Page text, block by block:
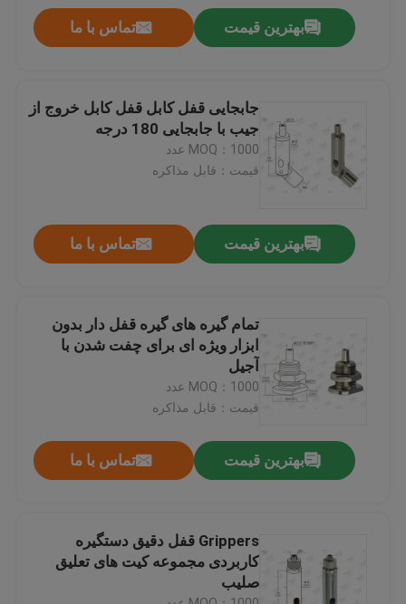
محصولات
فیلم های
درباره ما
کنترل کیفیت
درخواست نقل قول
گیرنده های هواپیما
گیرنده های قابل تنظیم قابل تنظیم
بهترین قیمت تماس با ما
جابجایی قفل کابل قفل کابل خروج از
جیب با جابجایی 180 درجه
MOQ：1000 عدد
قیمت：قابل مذاکره
بهترین قیمت تماس با ما
تمام گیره های گیره قفل دار بدون
ابزار ویژه ای برای چفت شدن با
آجیل
MOQ：1000 عدد
قیمت：قابل مذاکره
بهترین قیمت تماس با ما
Grippers قفل دقیق دستگیره
کاربردی مجموعه کیت های تعلیق
صلیب